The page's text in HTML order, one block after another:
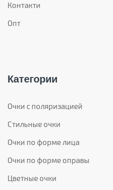
Контакти
Опт
Категории
Очки с поляризацией
Стильные очки
Очки по форме лица
Очки по форме оправы
Цветные очки